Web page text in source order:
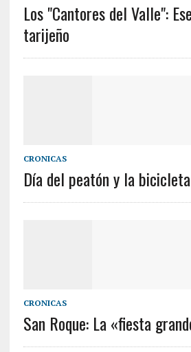
Los "Cantores del Valle":
tarijeño
CRONICAS
Día del peatón y la bicicleta
CRONICAS
San Roque: La «fiesta